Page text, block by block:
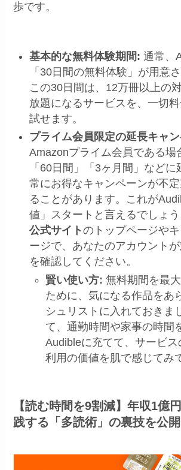
歩です。
基本的な無料体験期間: 通常、
「30日間の無料体験」が用意
この30日間は、12万冊以上の
放題になるサービスを、一切
試せます。
プライム会員限定の延長キャ
Amazonプライム会員である場
「60日間」「3ヶ月間」など
常にお得なキャンペーンが不
ることがあります。これが
値」スタートと言えるでしょ
公式サイトのトップページや
ージで、あなたのアカウント
を確認してください。
賢い使い方: 無料期間を最
ために、気になる作品をあ
シュリストに入れておきま
て、通勤時間や家事の時間
Audibleに充てて、サービ
利用の価値を肌で感じてみ
【読む時間を9割減】年収1億
践する「多読術」の裏技を公開